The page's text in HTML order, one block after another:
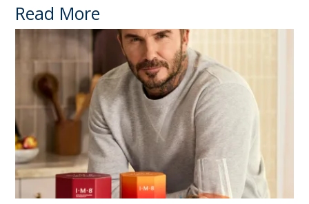
Read More